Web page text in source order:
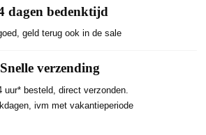
dagen bedenktijd
geld terug ook in de sale
Snelle verzending
uur* besteld, direct verzonden.
ivm met vakantieperiode